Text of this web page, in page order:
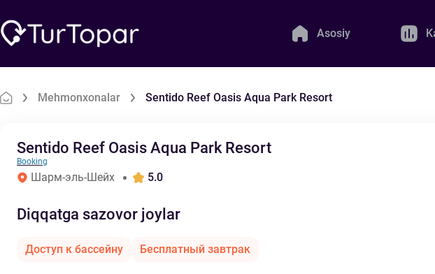
Asosiy
Mehmonxonalar Sentido Reef Oasis Aqua Park Resort
Sentido Reef Oasis Aqua Park Resort
Booking
Шарм-эль-Шейх 5.0
Diqqatga sazovor joylar
Доступ к бассейну Бесплатный завтрак